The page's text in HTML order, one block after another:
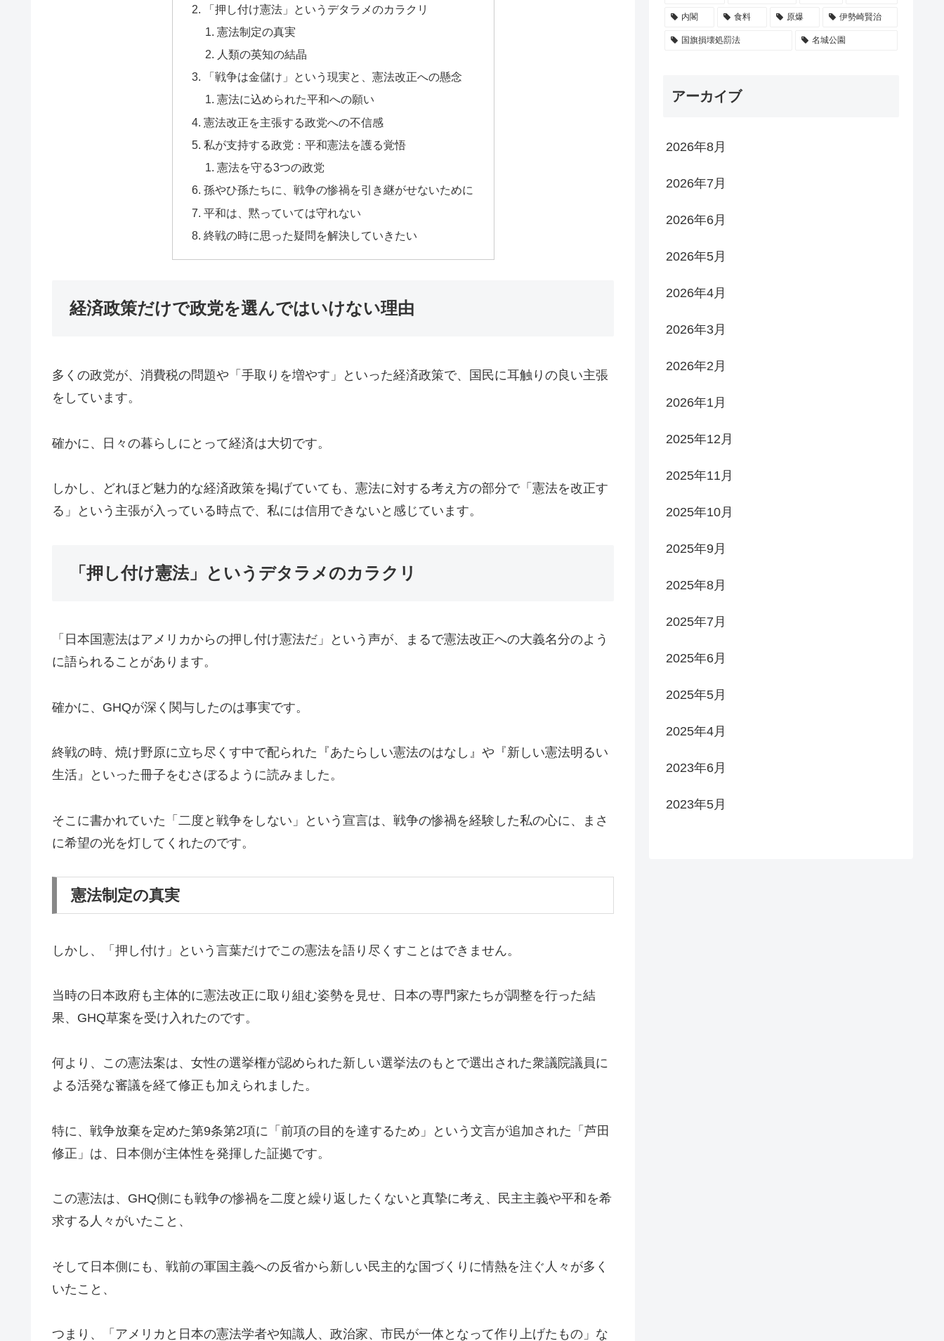
「押し付け憲法」というデタラメのカラクリ
憲法制定の真実
人類の英知の結晶
「戦争は金儲け」という現実と、憲法改正への懸念
憲法に込められた平和への願い
憲法改正を主張する政党への不信感
私が支持する政党：平和憲法を護る覚悟
憲法を守る3つの政党
孫やひ孫たちに、戦争の惨禍を引き継がせないために
平和は、黙っていては守れない
終戦の時に思った疑問を解決していきたい
経済政策だけで政党を選んではいけない理由
多くの政党が、消費税の問題や「手取りを増やす」といった経済政策で、国民に耳触りの良い主張
をしています。
確かに、日々の暮らしにとって経済は大切です。
しかし、どれほど魅力的な経済政策を掲げていても、憲法に対する考え方の部分で「憲法を改正す
る」という主張が入っている時点で、私には信用できないと感じています。
「押し付け憲法」というデタラメのカラクリ
「日本国憲法はアメリカからの押し付け憲法だ」という声が、まるで憲法改正への大義名分のよう
に語られることがあります。
確かに、GHQが深く関与したのは事実です。
終戦の時、焼け野原に立ち尽くす中で配られた『あたらしい憲法のはなし』や『新しい憲法明るい
生活』といった冊子をむさぼるように読みました。
そこに書かれていた「二度と戦争をしない」という宣言は、戦争の惨禍を経験した私の心に、まさ
に希望の光を灯してくれたのです。
憲法制定の真実
しかし、「押し付け」という言葉だけでこの憲法を語り尽くすことはできません。
当時の日本政府も主体的に憲法改正に取り組む姿勢を見せ、日本の専門家たちが調整を行った結
果、GHQ草案を受け入れたのです。
何より、この憲法案は、女性の選挙権が認められた新しい選挙法のもとで選出された衆議院議員に
よる活発な審議を経て修正も加えられました。
特に、戦争放棄を定めた第9条第2項に「前項の目的を達するため」という文言が追加された「芦田
修正」は、日本側が主体性を発揮した証拠です。
この憲法は、GHQ側にも戦争の惨禍を二度と繰り返したくないと真摯に考え、民主主義や平和を希
求する人々がいたこと、
そして日本側にも、戦前の軍国主義への反省から新しい民主的な国づくりに情熱を注ぐ人々が多く
いたこと、
つまり、「アメリカと日本の憲法学者や知識人、政治家、市民が一体となって作り上げたもの」な
内閣 食料 原爆 伊勢崎賢治
国旗損壊処罰法 名城公園
アーカイブ
2026年8月
2026年7月
2026年6月
2026年5月
2026年4月
2026年3月
2026年2月
2026年1月
2025年12月
2025年11月
2025年10月
2025年9月
2025年8月
2025年7月
2025年6月
2025年5月
2025年4月
2023年6月
2023年5月